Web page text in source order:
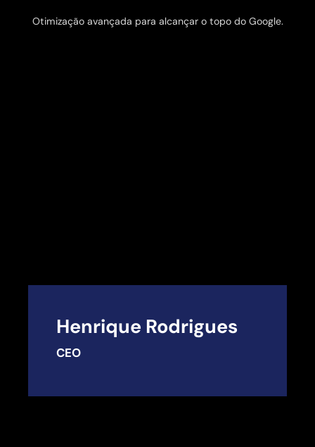
Otimização avançada para alcançar o topo do Google.
Henrique Rodrigues
CEO